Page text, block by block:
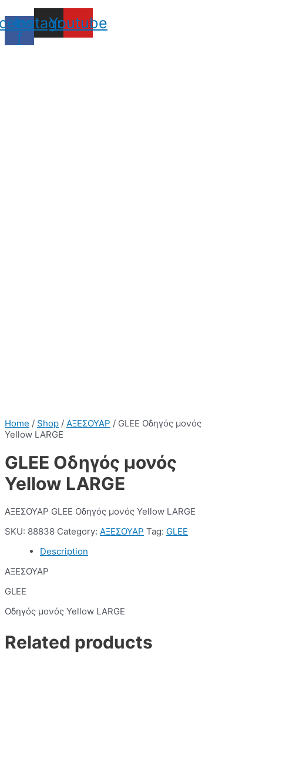
f
Instagram
Youtube
Home / Shop / ΑΞΕΣΟΥΑΡ / GLEE Οδηγός μονός
Yellow LARGE
GLEE Οδηγός μονός
Yellow LARGE
ΑΞΕΣΟΥΑΡ GLEE Οδηγός μονός Yellow LARGE
SKU: 88838 Category: ΑΞΕΣΟΥΑΡ Tag: GLEE
Description
ΑΞΕΣΟΥΑΡ
GLEE
Οδηγός μονός Yellow LARGE
Related products